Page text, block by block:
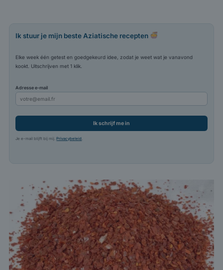
Ik stuur je mijn beste Aziatische recepten
Elke week één getest en goedgekeurd idee, zodat je weet wat je vanavond
kookt. Uitschrijven met 1 klik.
Adresse e-mail
Ik schrijf me in
Je e-mail blijft bij mij.Privacybeleid